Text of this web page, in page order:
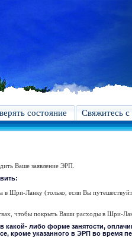
состояние Свяжитесь
Ваше заявление ЭРП.
в Шри-Ланку (только, если Вы
чтобы покрыть Ваши расходы в Шри-
какой- либо форме занятости,
кроме указанного в ЭРП во время